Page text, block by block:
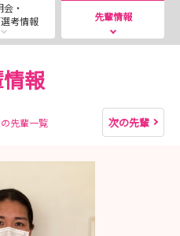
棟、手術室の3つのうちい
時受付ています！1年生か
きるチャンスです。
を通して色々と経験できま
を新人、先輩看護師から聞
会・
考情報
先輩情報
報
先輩一覧 次の先輩